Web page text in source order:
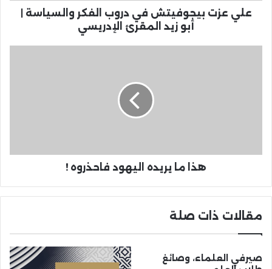
علي عزت بيجوفيتش في دروب الفكر والسياسة |
أبو زيد المقرئ الإدريسي
هذا ما يريده اليهود فاحذروه !
مقالات ذات صلة
صيرفي العلماء، وصائغ